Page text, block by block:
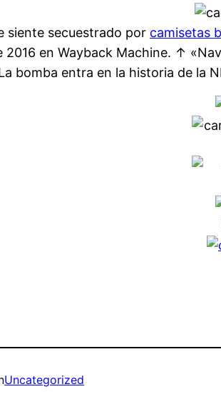
siente secuestrado por camisetas
en Wayback Machine. ↑
bomba entra en la historia de la
Uncategorized